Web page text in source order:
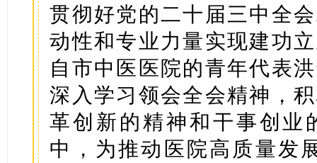
贯彻好党的二十届三中全
动性和专业力量实现建功
自市中医医院的青年代表
深入学习领会全会精神，
革创新的精神和干事创业
中，为推动医院高质量发